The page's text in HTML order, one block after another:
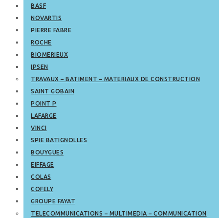
BASF
NOVARTIS
PIERRE FABRE
ROCHE
BIOMERIEUX
IPSEN
TRAVAUX – BATIMENT – MATERIAUX DE CONSTRUCTION
SAINT GOBAIN
POINT P
LAFARGE
VINCI
SPIE BATIGNOLLES
BOUYGUES
EIFFAGE
COLAS
COFELY
GROUPE FAYAT
TELECOMMUNICATIONS – MULTIMEDIA – COMMUNICATION